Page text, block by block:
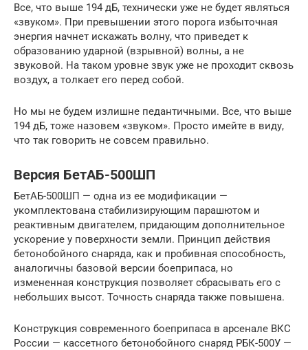
Все, что выше 194 дБ, технически уже не будет являться
«звуком». При превышении этого порога избыточная
энергия начнет искажать волну, что приведет к
образованию ударной (взрывной) волны, а не
звуковой. На таком уровне звук уже не проходит сквозь
воздух, а толкает его перед собой.
Но мы не будем излишне педантичными. Все, что выше
194 дБ, тоже назовем «звуком». Просто имейте в виду,
что так говорить не совсем правильно.
Версия БетАБ-500ШП
БетАБ-500ШП — одна из ее модификации —
укомплектована стабилизирующим парашютом и
реактивным двигателем, придающим дополнительное
ускорение у поверхности земли. Принцип действия
бетонобойного снаряда, как и пробивная способность,
аналогичны базовой версии боеприпаса, но
измененная конструкция позволяет сбрасывать его с
небольших высот. Точность снаряда также повышена.
Конструкция современного боеприпаса в арсенале ВКС
России — кассетного бетонобойного снаряд РБК-500У —